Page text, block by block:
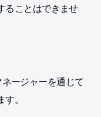
ることはできませ
ージャーを通じて
。